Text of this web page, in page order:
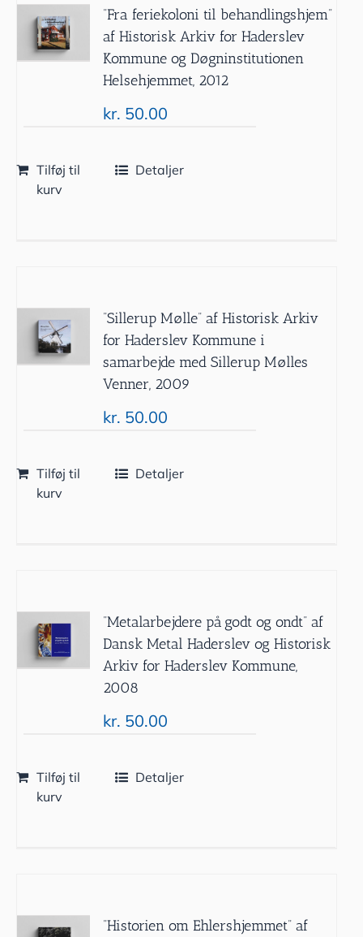
”Fra feriekoloni til behandlingshjem”
af Historisk Arkiv for Haderslev
Kommune og Døgninstitutionen
Helsehjemmet, 2012
kr. 50.00
Tilføj til
kurv
Detaljer
”Sillerup Mølle” af Historisk Arkiv
for Haderslev Kommune i
samarbejde med Sillerup Mølles
Venner, 2009
kr. 50.00
Tilføj til
kurv
Detaljer
”Metalarbejdere på godt og ondt” af
Dansk Metal Haderslev og Historisk
Arkiv for Haderslev Kommune,
2008
kr. 50.00
Tilføj til
kurv
Detaljer
”Historien om Ehlershjemmet” af